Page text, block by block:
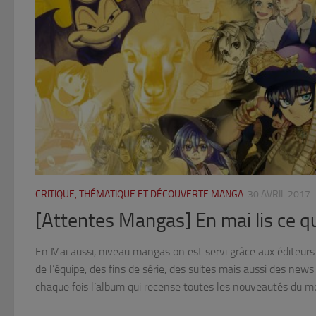
CRITIQUE, THÉMATIQUE ET DÉCOUVERTE MANGA 30 AVRIL 2017
[Attentes Mangas] En mai lis ce
En Mai aussi, niveau mangas on est servi grâce aux
de l’équipe, des fins de série, des suites mais aussi des
chaque fois l’album qui recense toutes les nouveautés du